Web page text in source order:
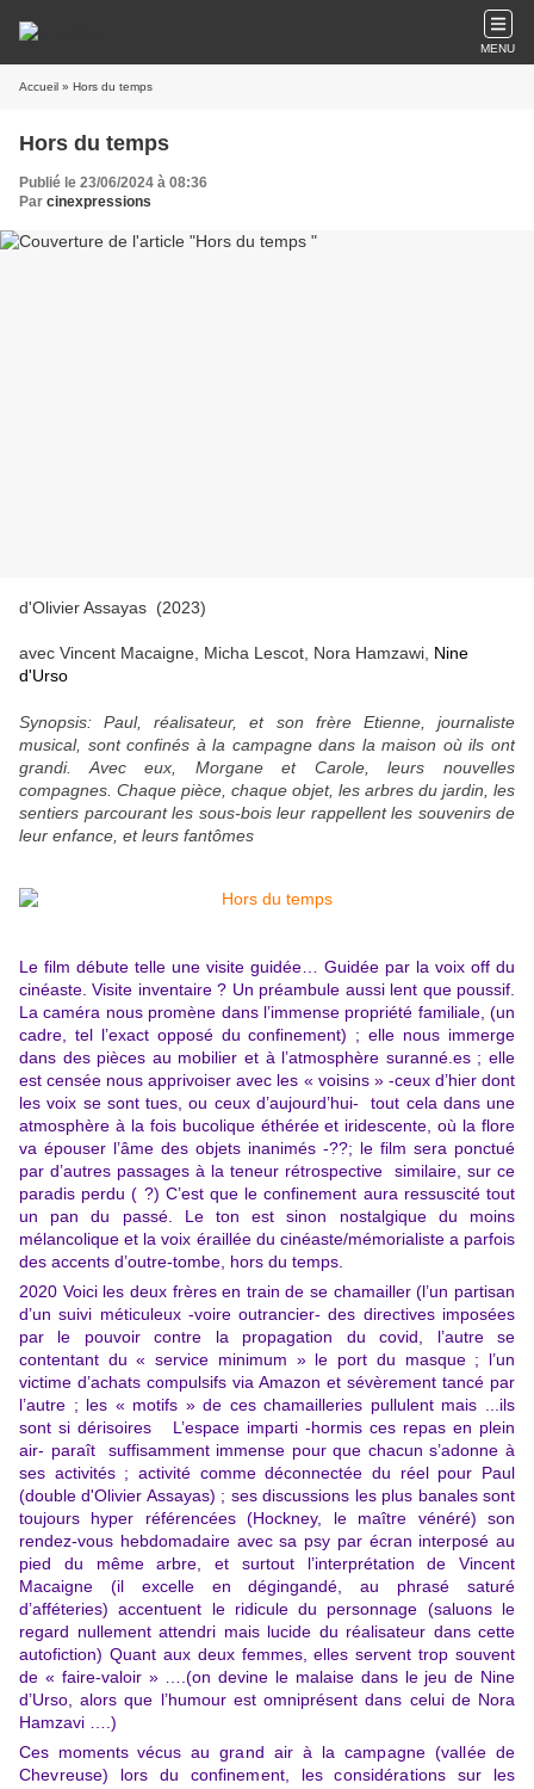
MENU
Accueil » Hors du temps
Hors du temps
Publié le 23/06/2024 à 08:36
Par cinexpressions
d'Olivier Assayas (2023)
avec Vincent Macaigne, Micha Lescot, Nora Hamzawi, Nine
d'Urso
Synopsis: Paul, réalisateur, et son frère Etienne, journaliste
musical, sont confinés à la campagne dans la maison où ils ont
grandi. Avec eux, Morgane et Carole, leurs nouvelles
compagnes. Chaque pièce, chaque objet, les arbres du jardin, les
sentiers parcourant les sous-bois leur rappellent les souvenirs de
leur enfance, et leurs fantômes
Le film débute telle une visite guidée… Guidée par la voix off du
cinéaste. Visite inventaire ? Un préambule aussi lent que poussif.
La caméra nous promène dans l’immense propriété familiale, (un
cadre, tel l’exact opposé du confinement) ; elle nous immerge
dans des pièces au mobilier et à l’atmosphère suranné.es ; elle
est censée nous apprivoiser avec les « voisins » -ceux d’hier dont
les voix se sont tues, ou ceux d’aujourd’hui- tout cela dans une
atmosphère à la fois bucolique éthérée et iridescente, où la flore
va épouser l’âme des objets inanimés -??; le film sera ponctué
par d’autres passages à la teneur rétrospective similaire, sur ce
paradis perdu ( ?) C’est que le confinement aura ressuscité tout
un pan du passé. Le ton est sinon nostalgique du moins
mélancolique et la voix éraillée du cinéaste/mémorialiste a parfois
des accents d’outre-tombe, hors du temps.
2020 Voici les deux frères en train de se chamailler (l’un partisan
d’un suivi méticuleux -voire outrancier- des directives imposées
par le pouvoir contre la propagation du covid, l’autre se
contentant du « service minimum » le port du masque ; l’un
victime d’achats compulsifs via Amazon et sévèrement tancé par
l’autre ; les « motifs » de ces chamailleries pullulent mais ...ils
sont si dérisoires L’espace imparti -hormis ces repas en plein
air- paraît suffisamment immense pour que chacun s’adonne à
ses activités ; activité comme déconnectée du réel pour Paul
(double d'Olivier Assayas) ; ses discussions les plus banales sont
toujours hyper référencées (Hockney, le maître vénéré) son
rendez-vous hebdomadaire avec sa psy par écran interposé au
pied du même arbre, et surtout l’interprétation de Vincent
Macaigne (il excelle en dégingandé, au phrasé saturé
d’afféteries) accentuent le ridicule du personnage (saluons le
regard nullement attendri mais lucide du réalisateur dans cette
autofiction) Quant aux deux femmes, elles servent trop souvent
de « faire-valoir » ….(on devine le malaise dans le jeu de Nine
d’Urso, alors que l’humour est omniprésent dans celui de Nora
Hamzavi ….)
Ces moments vécusau grand air à la campagne (vallée de
Chevreuse) lors du confinement, les considérations sur les